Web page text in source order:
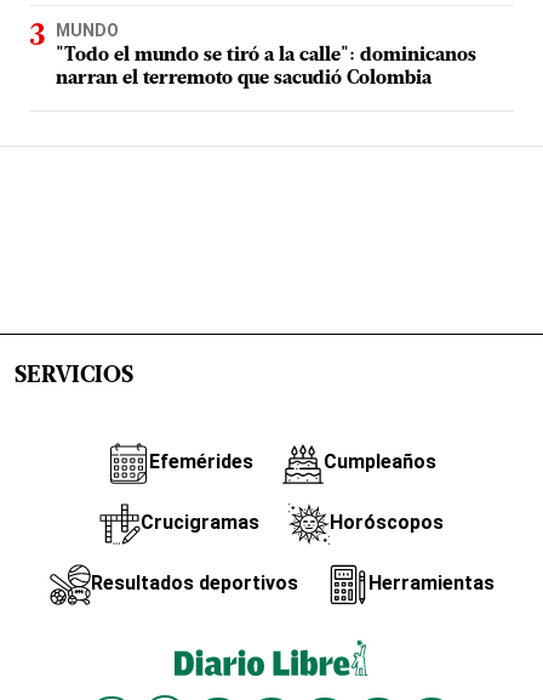
MUNDO
"Todo el mundo se tiró a la calle": dominicanos
narran el terremoto que sacudió Colombia
SERVICIOS
Efemérides Cumpleaños
Crucigramas Horóscopos
Resultados deportivos Herramientas